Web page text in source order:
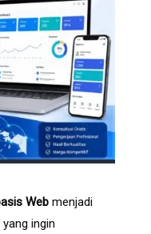
Web menjadi
ingin